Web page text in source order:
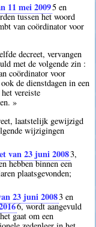
11 mei 20095en
tussen het woord
van coördinator voor
decreet, vervangen
met de volgende zin :
coördinator voor
de dienstdagen in een
vereiste
»
laatstelijk gewijzigd
wijzigingen
van 23 juni 20083,
hebben binnen een
plaatsgevonden;
23 juni 20083en
6, wordt aangevuld
gaat om een